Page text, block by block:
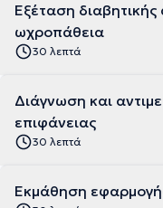
Εξέταση
ωχροπάθεια
30 λεπτά
Διάγνωση και
επιφάνειας
30 λεπτά
Εκμάθηση